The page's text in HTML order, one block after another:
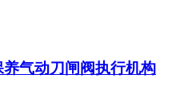
气动刀闸阀执行机构